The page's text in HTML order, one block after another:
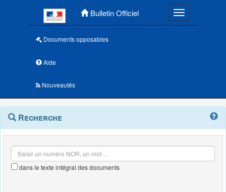
Bulletin Officiel Toggle
Documents opposables
Aide
Nouveautés
Navigation
outils
Menu
contextuel
Recherche
dans le texte intégral des documents